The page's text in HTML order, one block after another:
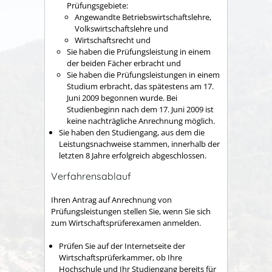
Prüfungsgebiete:
Angewandte Betriebswirtschaftslehre,
Volkswirtschaftslehre und
Wirtschaftsrecht und
Sie haben die Prüfungsleistung in einem
der beiden Fächer erbracht und
Sie haben die Prüfungsleistungen in einem
Studium erbracht, das spätestens am 17.
Juni 2009 begonnen wurde. Bei
Studienbeginn nach dem 17. Juni 2009 ist
keine nachträgliche Anrechnung möglich.
Sie haben den Studiengang, aus dem die
Leistungsnachweise stammen, innerhalb der
letzten 8 Jahre erfolgreich abgeschlossen.
Verfahrensablauf
Ihren Antrag auf Anrechnung von
Prüfungsleistungen stellen Sie, wenn Sie sich
zum Wirtschaftsprüferexamen anmelden.
Prüfen Sie auf der Internetseite der
Wirtschaftsprüferkammer, ob Ihre
Hochschule und Ihr Studiengang bereits für